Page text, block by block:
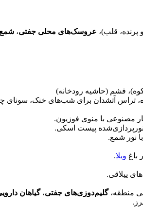
پرنده، قلب)، عروسک‌های محلی جفتی،
کوه)، فشم (حاشیه رودخانه)
تراس آتشدان برای شب‌های خنک، سونای
مصنوعی با منوی فوزیون.
نورپردازی‌شده پیست اسکی.
نور شمع.
باغ ویلا.
ییلاقی.
منطقه،گلیم‌دوزی‌های جفتی،گیاهان